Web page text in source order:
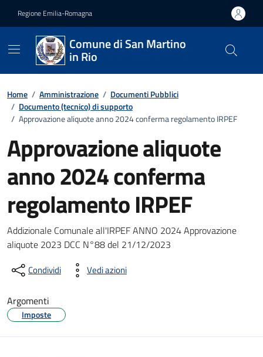
Regione Emilia-Romagna
Comune di San Martino
in Rio
Home / Amministrazione / Documenti Pubblici
/ Documento (tecnico) di supporto
/ Approvazione aliquote anno 2024 conferma regolamento IRPEF
Approvazione aliquote
anno 2024 conferma
regolamento IRPEF
Dettagli del documento
Addizionale Comunale all'IRPEF ANNO 2024 Approvazione
aliquote 2023 DCC N°88 del 21/12/2023
Condividi Vedi azioni
Argomenti
Imposte